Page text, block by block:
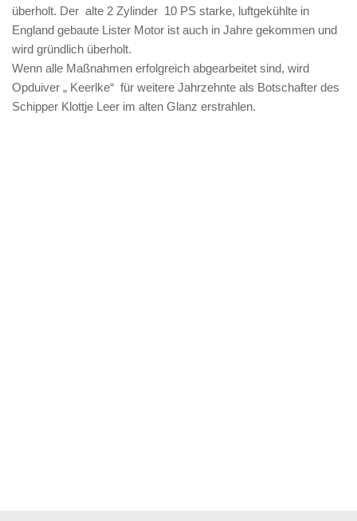
überholt. Der alte 2 Zylinder 10 PS starke, luftgekühlte in
England gebaute Lister Motor ist auch in Jahre gekommen und
wird gründlich überholt.
Wenn alle Maßnahmen erfolgreich abgearbeitet sind, wird
Opduiver „ Keerlke“ für weitere Jahrzehnte als Botschafter des
Schipper Klottje Leer im alten Glanz erstrahlen.